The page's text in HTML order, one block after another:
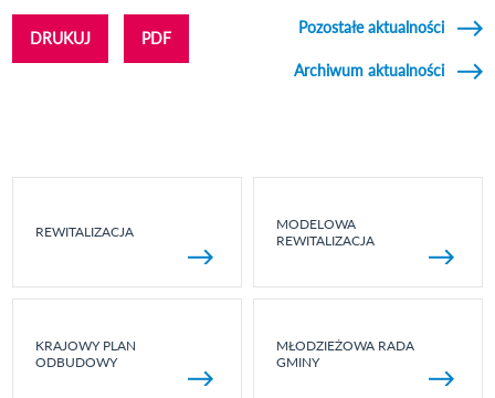
DRUKUJ PDF
Pozostałe aktualności
Archiwum aktualności
REWITALIZACJA
MODELOWA
REWITALIZACJA
KRAJOWY PLAN
ODBUDOWY
MŁODZIEŻOWA RADA
GMINY